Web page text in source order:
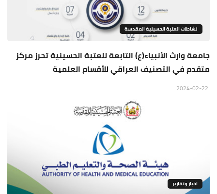
نشاطات العتبة الحسينية المقدسة
جامعة وارث الأنبياء(ع) التابعة للعتبة الحسينية تحرز مركز
متقدم في التصنيف العراقي للأقسام العلمية
اخبار وتقارير